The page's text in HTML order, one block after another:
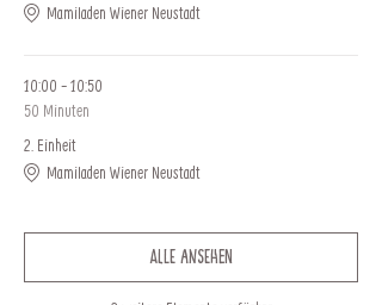
Mamiladen Wiener Neustadt
10:00 - 10:50
50 Minuten
2. Einheit
Mamiladen Wiener Neustadt
Alle ansehen